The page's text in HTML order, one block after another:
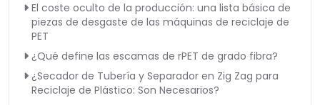
El coste oculto de la producción: una lista básica de
piezas de desgaste de las máquinas de reciclaje de
PET
¿Qué define las escamas de rPET de grado fibra?
¿Secador de Tubería y Separador en Zig Zag para
Reciclaje de Plástico: Son Necesarios?